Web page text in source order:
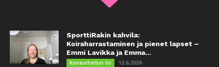
SporttiRakin kahvila:
Koiraharrastaminen ja pienet lapset –
Emmi Lavikka ja Emma...
Koiraurheilun ilo 12.6.2026